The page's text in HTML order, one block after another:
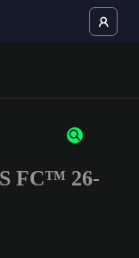
numbers
FC™ 26-